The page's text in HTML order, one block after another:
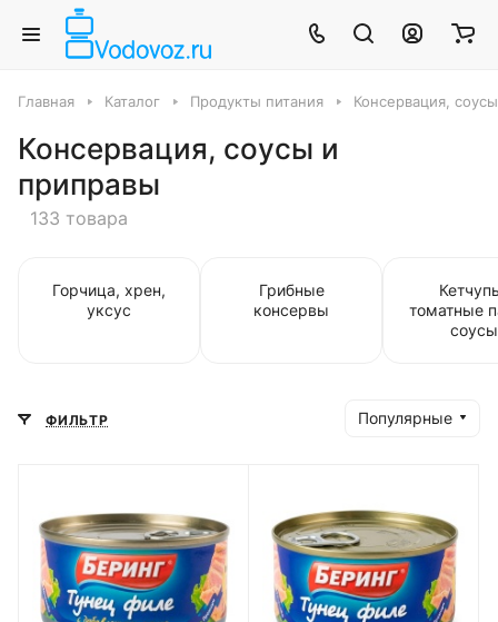
Главная Каталог Продукты питания Консервация,
Консервация, соусы и
приправы
133 товара
Горчица, хрен,
уксус
Грибные
консервы
томатные
соусы
ФИЛЬТР Популярные